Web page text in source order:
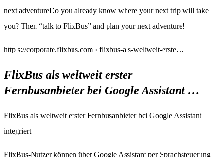
next adventureDo you already know where your next trip will take
you? Then “talk to FlixBus” and plan your next adventure!
http s://corporate.flixbus.com › flixbus-als-weltweit-erste…
FlixBus als weltweit erster
Fernbusanbieter bei Google Assistant …
FlixBus als weltweit erster Fernbusanbieter bei Google Assistant
integriert
FlixBus-Nutzer können über Google Assistant per Sprachsteuerung